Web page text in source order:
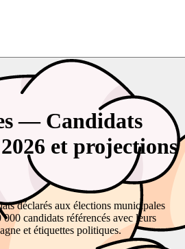
— Candidats
et projections
déclarés aux élections municipales
candidats référencés avec leurs
et étiquettes politiques.